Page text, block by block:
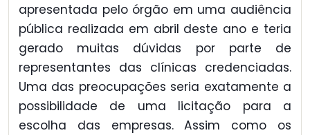
apresentada pelo órgão em uma audiência
pública realizada em abril deste ano e teria
gerado muitas dúvidas por parte de
representantes das clínicas credenciadas.
Uma das preocupações seria exatamente a
possibilidade de uma licitação para a
escolha das empresas. Assim como os